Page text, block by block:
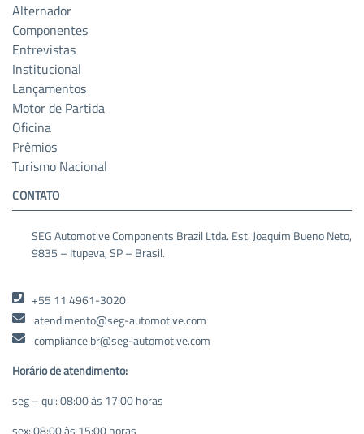
Alternador
Componentes
Entrevistas
Institucional
Lançamentos
Motor de Partida
Oficina
Prêmios
Turismo Nacional
CONTATO
SEG Automotive Components Brazil Ltda. Est. Joaquim Bueno Neto,
9835 – Itupeva, SP – Brasil.
+55 11 4961-3020
atendimento@seg-automotive.com
compliance.br@seg-automotive.com
Horário de atendimento:
seg – qui: 08:00 às 17:00 horas